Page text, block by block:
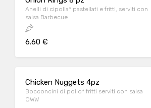
Anelli di cipolla* pastellati e fritti, serviti con
salsa Barbecue
6.60 €
Chicken Nuggets 4pz
Bocconcini di pollo* fritti serviti con salsa
OWW